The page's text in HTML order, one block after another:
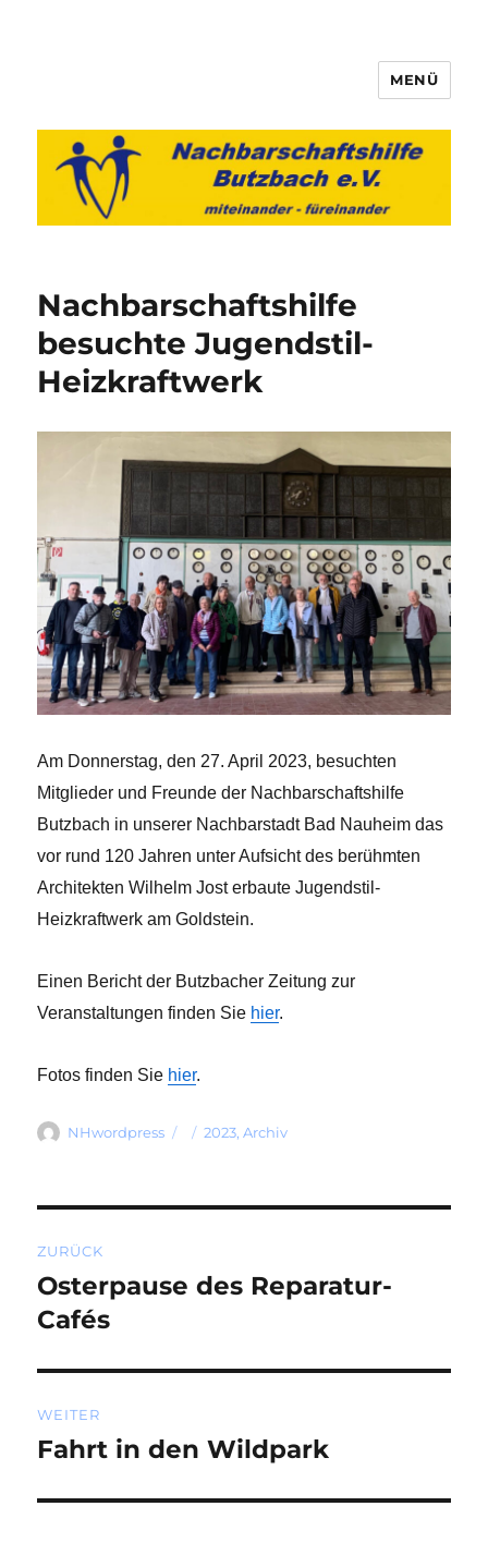
Nachbarschaftshilfe Butzbach
e.V.
MENÜ
Nachbarschaftshilfe
besuchte Jugendstil-
Heizkraftwerk
Am Donnerstag, den 27. April 2023, besuchten
Mitglieder und Freunde der Nachbarschaftshilfe
Butzbach in unserer Nachbarstadt Bad Nauheim das
vor rund 120 Jahren unter Aufsicht des berühmten
Architekten Wilhelm Jost erbaute Jugendstil-
Heizkraftwerk am Goldstein.
Einen Bericht der Butzbacher Zeitung zur
Veranstaltungen finden Sie hier.
Fotos finden Sie hier.
Autor
NHwordpress
Veröffentlicht
Kategorien
2023,Archiv
ZURÜCK
Vorheriger
Beitrag:
Osterpause des Reparatur-
Cafés
WEITER
Nächster
Fahrt in den Wildpark